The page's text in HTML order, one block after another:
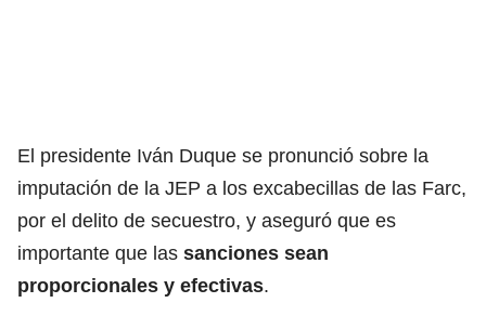
El presidente Iván Duque se pronunció sobre la
imputación de la JEP a los excabecillas de las Farc,
por el delito de secuestro, y aseguró que es
importante que las sanciones sean
proporcionales y efectivas.